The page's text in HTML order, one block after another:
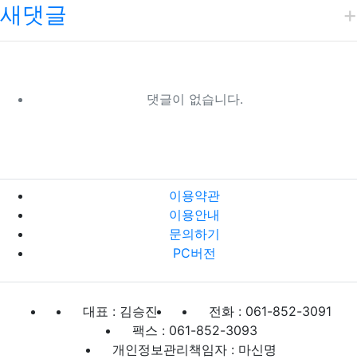
새댓글
댓글이 없습니다.
이용약관
이용안내
문의하기
PC버전
대표 : 김승진
전화 : 061-852-3091
팩스 : 061-852-3093
개인정보관리책임자 : 마신명